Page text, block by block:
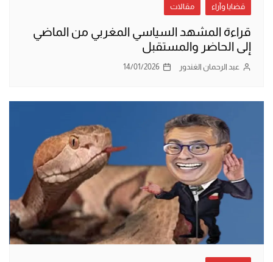
قضايا وآراء مقالات
قراءة المشهد السياسي المغربي من الماضي
إلى الحاضر والمستقبل
عبد الرحمان الغندور 14/01/2026